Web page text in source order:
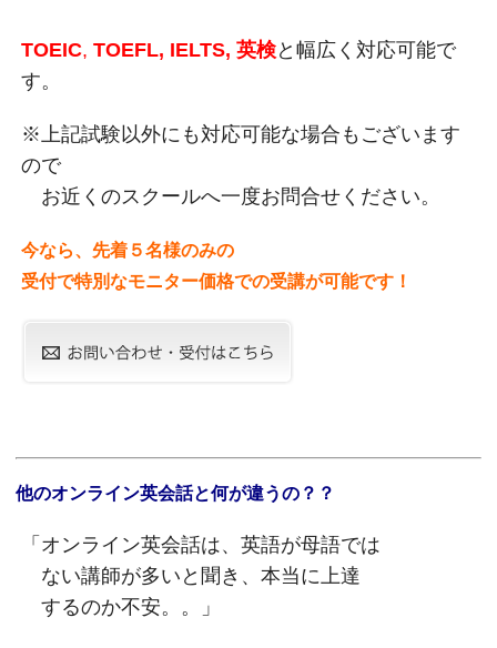
TOEIC, TOEFL, IELTS, 英検と幅広く対応可能で
す。
※上記試験以外にも対応可能な場合もございます
ので
お近くのスクールへ一度お問合せください。
今なら、先着５名様のみの
受付で特別なモニター価格での受講が可能です！
他のオンライン英会話と何が違うの？？
「オンライン英会話は、英語が母語では
ない講師が多いと聞き、本当に上達
するのか不安。。」